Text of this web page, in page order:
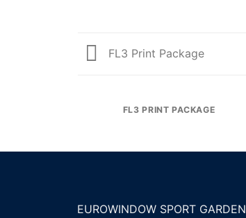
FL3 Print Package
FL3 PRINT PACKAGE
EUROWINDOW SPORT GARDEN